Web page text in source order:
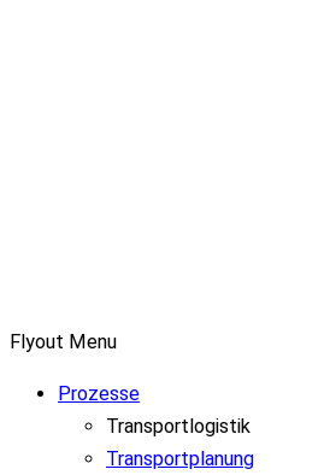
Flyout Menu
Prozesse
Transportlogistik
Transportplanung